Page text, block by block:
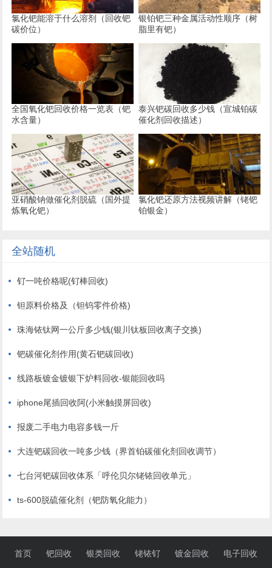
氯化钯能溶于什么溶剂（回收钯
碳价位）
银铂钯三种金属活动性顺序（树
脂里有钯）
全国氧化钯回收价格一览表（钯
水含量）
泰兴钯碳回收多少钱（宣城铂碳
催化剂回收描述）
亚硝酸钠做催化剂脱硫（国外提
炼氧化钯）
氯化钯还原方法视频讲解（铑钯
铂银金）
全站随机
钌一吨价格呢(钌棒回收)
钽原料价格及（钽钨零件价格)
珠海铱钛网一公斤多少钱(银川钛板回收离子交换)
钯碳催化剂作用(黄石钯碳回收)
线路板镀金镀银下炉料回收-银能回收吗
iphone尾插回收阿(小米触摸屏回收)
报废二手电力电容多钱一斤
大连钯碳回收一吨多少钱（界首铂碳催化剂回收调节）
七台河钯碳回收体系「呼伦贝尔铑铱回收单元」
ts-600脱硫催化剂（钯防氧化能力）
首页 钯回收 银类回收 铑铱钌 镀金回收 电子回收